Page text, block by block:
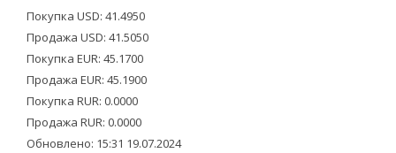
t
e
r
b
o
o
k
u
b
e
Покупка USD: 41.4950
Продажа USD: 41.5050
Покупка EUR: 45.1700
Продажа EUR: 45.1900
Покупка RUR: 0.0000
Продажа RUR: 0.0000
Обновлено: 15:31 19.07.2024